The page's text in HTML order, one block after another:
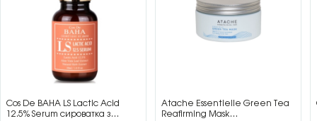
Cos De BAHA LS Lactic Acid
12.5% Serum сироватка з
Atache Essentielle Green Tea
Reafirming Mask